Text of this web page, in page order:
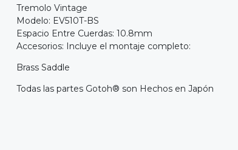
Tremolo Vintage
Modelo: EV510T-BS
Espacio Entre Cuerdas: 10.8mm
Accesorios: Incluye el montaje completo:
Brass Saddle
Todas las partes Gotoh® son Hechos en Japón